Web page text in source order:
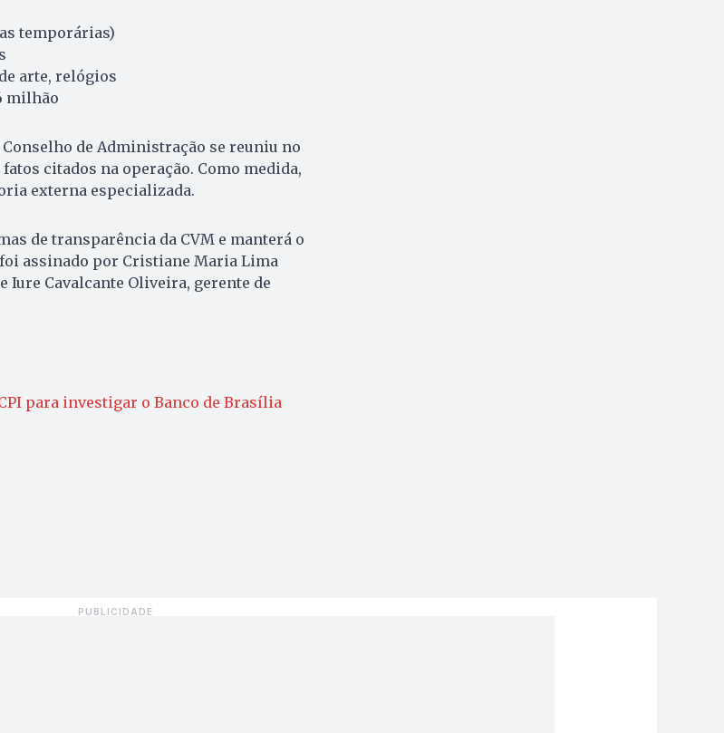
temporárias)
arte, relógios
milhão
Conselho de Administração se reuniu no
citados na operação. Como medida,
externa especializada.
de transparência da CVM e manterá o
assinado por Cristiane Maria Lima
Cavalcante Oliveira, gerente de
para investigar o Banco de Brasília